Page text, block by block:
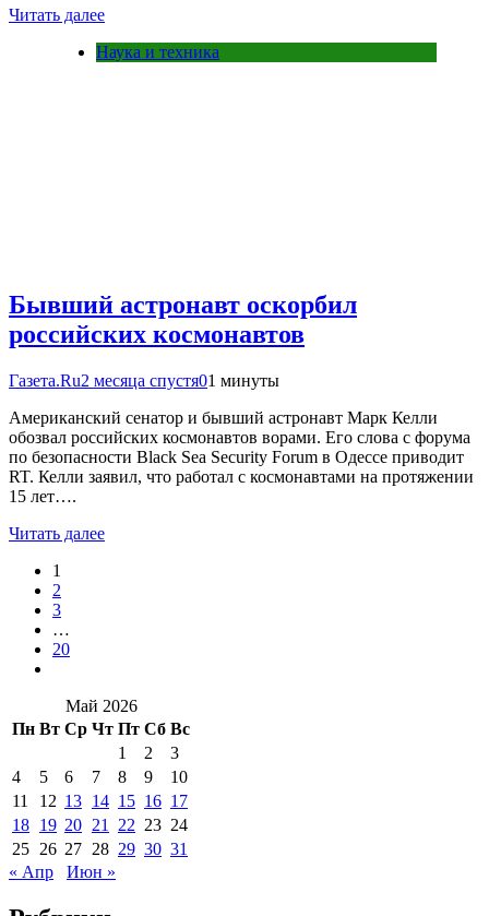
Читать далее
Наука и техника
Бывший астронавт оскорбил
российских космонавтов
Газета.Ru2 месяца спустя01 минуты
Американский сенатор и бывший астронавт Марк Келли
обозвал российских космонавтов ворами. Его слова с форума
по безопасности Black Sea Security Forum в Одессе приводит
RT. Келли заявил, что работал с космонавтами на протяжении
15 лет….
Читать далее
1
2
3
…
20
Май 2026
Пн Вт Ср Чт Пт Сб Вс
1
2
3
4
5 6 7 8 9
10
11
12 13 14 15 16 17
18 19 20 21 22 23 24
25 26 27 28 29 30 31
« Апр
Июн »